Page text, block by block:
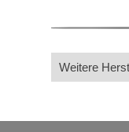
Weitere